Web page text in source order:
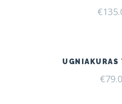
€
UGNIAKURAS
€